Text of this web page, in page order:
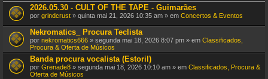
2026.05.30 - CULT OF THE TAPE - Guimarães
por grindcrust » quinta mai 21, 2026 10:35 am » em Concertos & Eventos
Nekromatics_ Procura Teclista
por nekromatics666 » segunda mai 18, 2026 8:07 pm » em Classificados,
Procura & Oferta de Músicos
Banda procura vocalista (Estoril)
por Grenade8 » segunda mai 18, 2026 10:10 am » em Classificados, Procura &
Oferta de Músicos